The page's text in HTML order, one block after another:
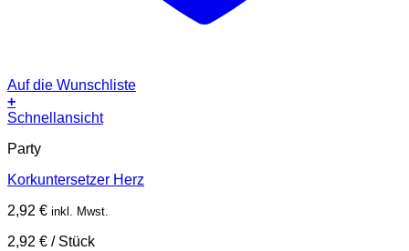
Auf die Wunschliste
+
Schnellansicht
Party
Korkuntersetzer Herz
2,92 € inkl. Mwst.
2,92 € / Stück